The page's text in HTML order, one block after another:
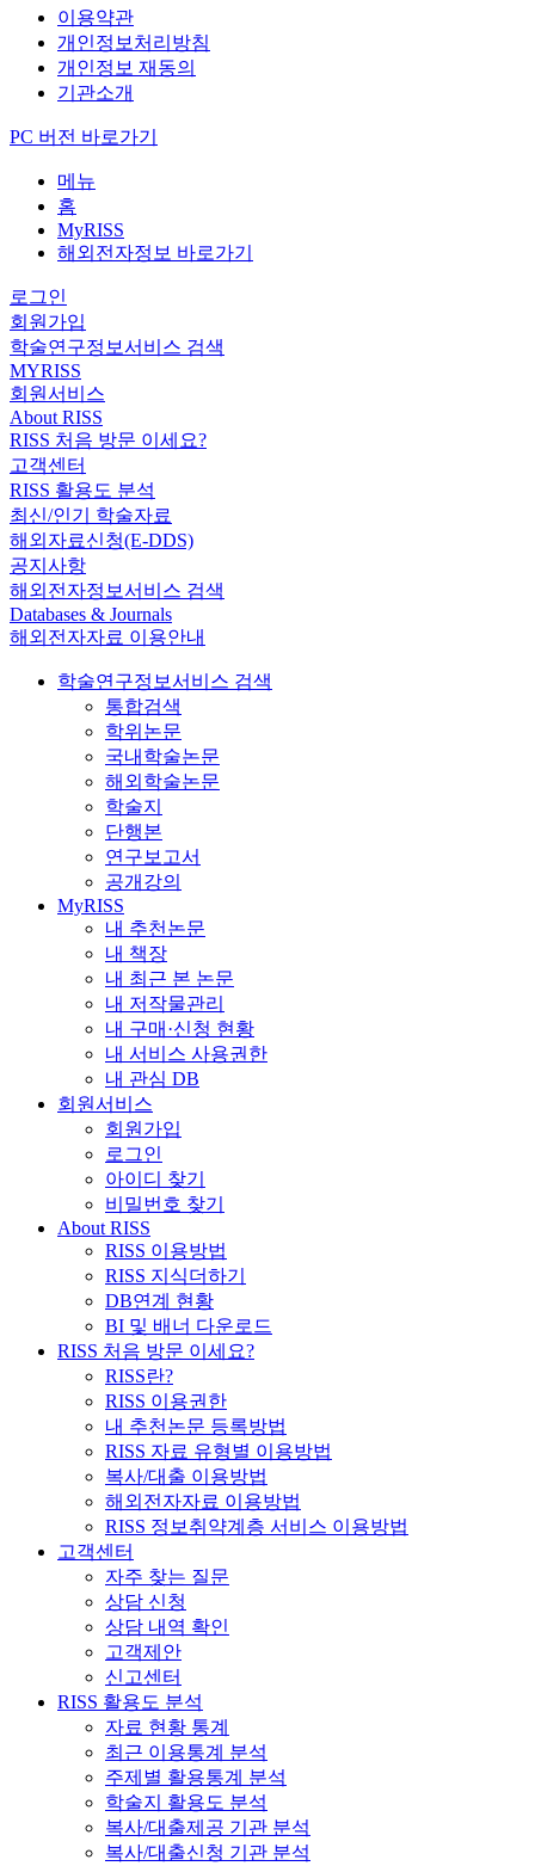
이용약관
개인정보처리방침
개인정보 재동의
기관소개
PC 버전 바로가기
메뉴
홈
MyRISS
해외전자정보 바로가기
로그인
회원가입
학술연구정보서비스 검색
MYRISS
회원서비스
About RISS
RISS 처음 방문 이세요?
고객센터
RISS 활용도 분석
최신/인기 학술자료
해외자료신청(E-DDS)
공지사항
해외전자정보서비스 검색
Databases & Journals
해외전자자료 이용안내
학술연구정보서비스 검색
통합검색
학위논문
국내학술논문
해외학술논문
학술지
단행본
연구보고서
공개강의
MyRISS
내 추천논문
내 책장
내 최근 본 논문
내 저작물관리
내 구매·신청 현황
내 서비스 사용권한
내 관심 DB
회원서비스
회원가입
로그인
아이디 찾기
비밀번호 찾기
About RISS
RISS 이용방법
RISS 지식더하기
DB연계 현황
BI 및 배너 다운로드
RISS 처음 방문 이세요?
RISS란?
RISS 이용권한
내 추천논문 등록방법
RISS 자료 유형별 이용방법
복사/대출 이용방법
해외전자자료 이용방법
RISS 정보취약계층 서비스 이용방법
고객센터
자주 찾는 질문
상담 신청
상담 내역 확인
고객제안
신고센터
RISS 활용도 분석
자료 현황 통계
최근 이용통계 분석
주제별 활용통계 분석
학술지 활용도 분석
복사/대출제공 기관 분석
복사/대출신청 기관 분석